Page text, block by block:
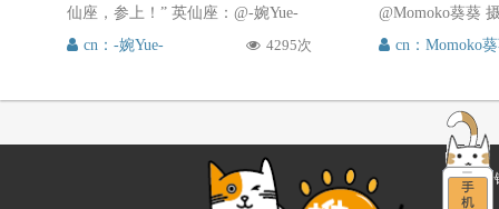
仙座，参上！” 英仙座：@-婉Yue-
摄影：@六和六 修图：@sinmo_车
是女盆友 棚：@蜜色幻象摄影 协力
是一套修了两个大白天的图，后期
特效部分参考@粉圆fy 的操作 粉白
场摆和裙子融为一体，是前短后长
哒～[求关注] 这次裙子做的偏短的
cn：-婉Yue- 4295次
@Momoko葵葵
装：@ICOS官
舟黑cos真的非
腿也是相当给力
和气质，都非常
甜美，推次元强
欢的朋友可以来
葵葵，还有转发
cn：Momoko
友情
声明